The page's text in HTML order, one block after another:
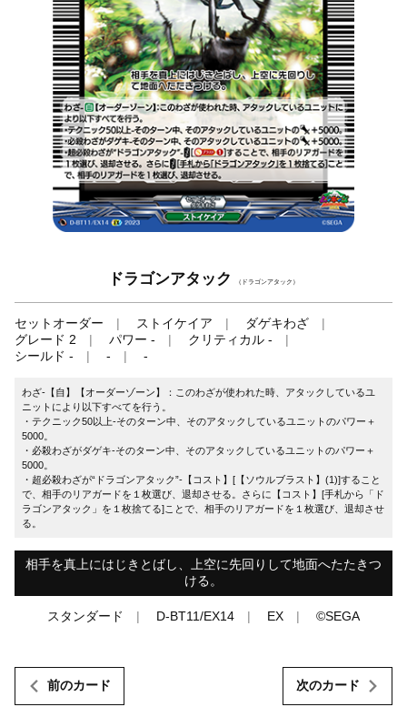
ドラゴンアタック （ドラゴンアタック）
セットオーダー ストイケイア
ダゲキわざ
グレード 2
パワー -
クリティカル -
シールド -
- -
わざ-【自】【オーダーゾーン】：このわざが使われた時、アタックしているユ
ニットにより以下すべてを行う。
・テクニック50以上-そのターン中、そのアタックしているユニットのパワー＋
5000。
・必殺わざがダゲキ-そのターン中、そのアタックしているユニットのパワー＋
5000。
・超必殺わざが“ドラゴンアタック”-【コスト】[【ソウルブラスト】(1)]すること
で、相手のリアガードを１枚選び、退却させる。さらに【コスト】[手札から「ド
ラゴンアタック」を１枚捨てる]ことで、相手のリアガードを１枚選び、退却させ
る。
相手を真上にはじきとばし、上空に先回りして地面へたたきつ
ける。
スタンダード D-BT11/EX14 EX ©SEGA
前のカード 次のカード